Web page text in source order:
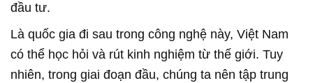
đầu tư.
Là quốc gia đi sau trong công nghệ này, Việt Nam
có thể học hỏi và rút kinh nghiệm từ thế giới. Tuy
nhiên, trong giai đoạn đầu, chúng ta nên tập trung